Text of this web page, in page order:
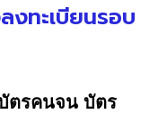
ทะเบียนรอบ
ตรคนจน บัตร